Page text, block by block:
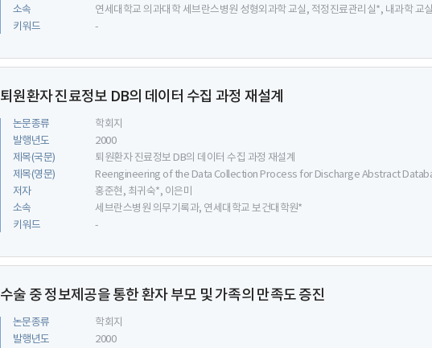
소속
연세대학교 의과대학 세브란스병원 성형외과학 교실, 적정진료관리실*, 내과학 교
키워드
-
퇴원환자 진료정보 DB의 데이터 수집 과정 재설계
논문종류
학회지
발행년도
2000
제목(국문)
퇴원환자 진료정보 DB의 데이터 수집 과정 재설계
제목(영문)
Reengineering of the Data Collection Process for Discharge Abstract
저자
홍준현, 최귀숙*, 이은미
소속
세브란스병원 의무기록과, 연세대학교 보건대학원*
키워드
-
수술 중 정보제공을 통한 환자 부모 및 가족의 만족도 증진
논문종류
학회지
발행년도
2000